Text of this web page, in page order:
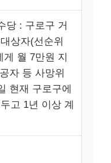
당 : 구로구 거
상자(선순위
게 월 7만원 지
자 등 사망위
현재 구로구에
고 1년 이상 계